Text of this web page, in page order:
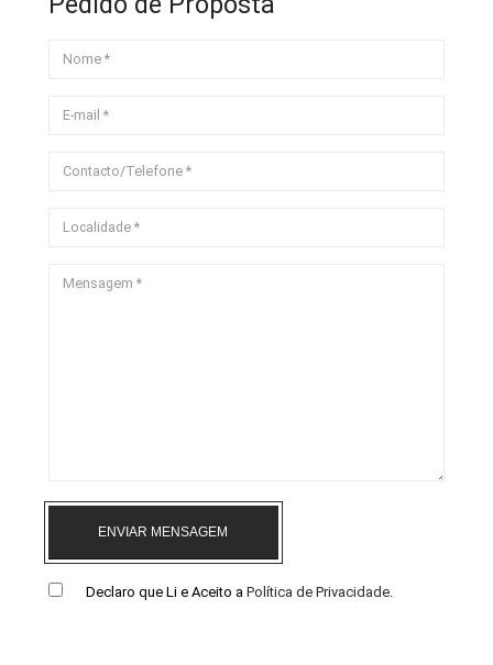
ENVIAR MENSAGEM
Declaro que Li e Aceito a Política de Privacidade.